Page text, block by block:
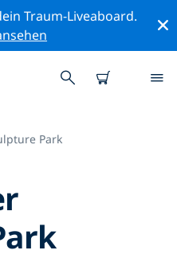
Traum-Liveaboard.
Park